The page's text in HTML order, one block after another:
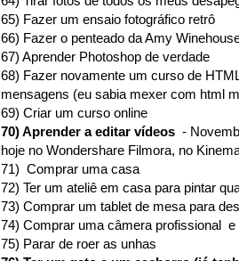
65) Fazer um ensaio fotográfico retrô
66) Fazer o penteado da Amy
67) Aprender Photoshop de verdade
68) Fazer novamente um curso de
mensagens (eu sabia mexer com html
69) Criar um curso online
70) Aprender a editar vídeos -
hoje no Wondershare Filmora, no
71) Comprar uma casa
72) Ter um ateliê em casa para pintar
73) Comprar um tablet de mesa para
74) Comprar uma câmera profissional
75) Parar de roer as unhas